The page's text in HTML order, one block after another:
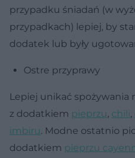
przypadku śniadań (w
przypadkach) lepiej, by
dodatek lub były
Ostre przyprawy
Lepiej unikać spożywania
z dodatkiem pieprzu, chili,
imbiru. Modne ostatnio
dodatkiem pieprzu